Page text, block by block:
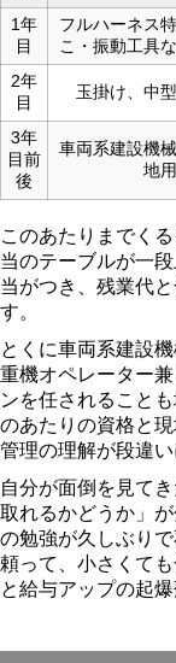
1年
目
フルハーネス
こ・振動工具
2年
目
玉掛け、中
3年
目前
後
車両系建設機
地用
このあたりまでく
当のテーブルが一
当がつき、残業代
す。
とくに車両系建設
重機オペレーター
ンを任されること
のあたりの資格と
管理の理解が段違い
自分が面倒を見て
取れるかどうか」
の勉強が久しぶり
頼って、小さくて
と給与アップの起